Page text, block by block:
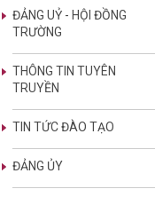
ĐẢNG UỶ - HỘI ĐỒNG
TRƯỜNG
THÔNG TIN TUYÊN
TRUYỀN
TIN TỨC ĐÀO TẠO
ĐẢNG ỦY